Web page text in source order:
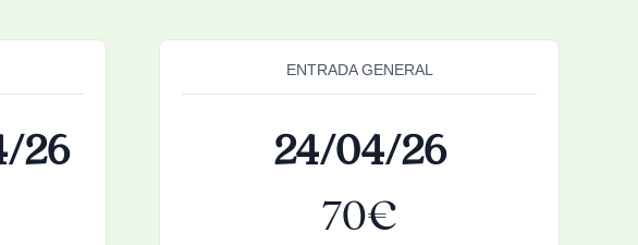
26
ENTRADA GENERAL
24/04/26
70€